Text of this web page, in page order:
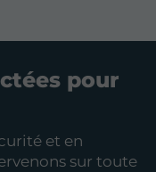
pour
et en
sur toute